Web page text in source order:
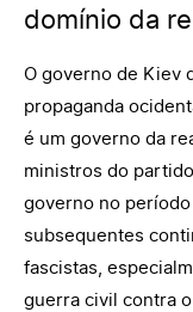
domínio da
O governo de Kiev
propaganda
é um governo da
ministros do
governo no
subsequentes
fascistas,
guerra civil contra